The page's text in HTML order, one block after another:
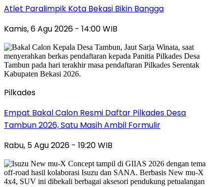
Atlet Paralimpik Kota Bekasi Bikin Bangga
Kamis, 6 Agu 2026 - 14:00 WIB
Pilkades
Empat Bakal Calon Resmi Daftar Pilkades Desa
Tambun 2026, Satu Masih Ambil Formulir
Rabu, 5 Agu 2026 - 19:20 WIB